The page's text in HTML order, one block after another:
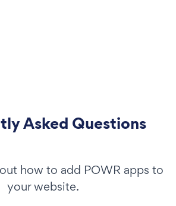
Asked Questions
how to add POWR apps to
your website.